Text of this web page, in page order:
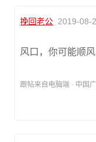
挽回老公 2019-08-
风口，你可能顺
跟帖来自电脑端 · 中国